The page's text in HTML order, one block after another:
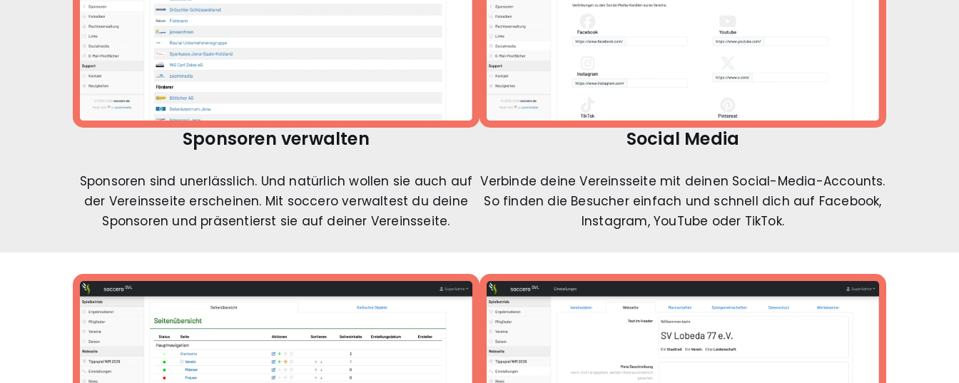
Sponsoren verwalten
Sponsoren sind unerlässlich. Und natürlich wollen sie auch auf
der Vereinsseite erscheinen. Mit soccero verwaltest du deine
Sponsoren und präsentierst sie auf deiner Vereinsseite.
Social Media
Verbinde deine Vereinsseite mit deinen Social-Media-Accounts.
So finden die Besucher einfach und schnell dich auf Facebook,
Instagram, YouTube oder TikTok.